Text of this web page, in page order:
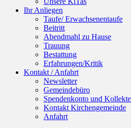
Ihr Anliegen
Taufe/ Erwachsenentaufe
Beitritt
Abendmahl zu Hause
Trauung
Bestattung
Erfahrungen/Kritik
Kontakt / Anfahrt
Newsletter
Gemeindebüro
Spendenkonto und
Kontakt Kirchengemeinde
Anfahrt